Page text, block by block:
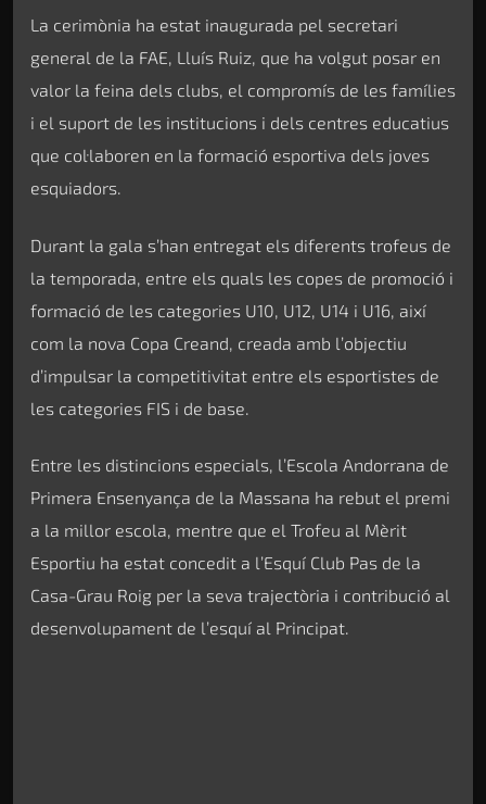
La cerimònia ha estat inaugurada pel secretari
general de la FAE, Lluís Ruiz, que ha volgut posar en
valor la feina dels clubs, el compromís de les famílies
i el suport de les institucions i dels centres educatius
que col·laboren en la formació esportiva dels joves
esquiadors.
Durant la gala s’han entregat els diferents trofeus de
la temporada, entre els quals les copes de promoció i
formació de les categories U10, U12, U14 i U16, així
com la nova Copa Creand, creada amb l’objectiu
d’impulsar la competitivitat entre els esportistes de
les categories FIS i de base.
Entre les distincions especials, l’Escola Andorrana de
Primera Ensenyança de la Massana ha rebut el premi
a la millor escola, mentre que el Trofeu al Mèrit
Esportiu ha estat concedit a l’Esquí Club Pas de la
Casa-Grau Roig per la seva trajectòria i contribució al
desenvolupament de l’esquí al Principat.